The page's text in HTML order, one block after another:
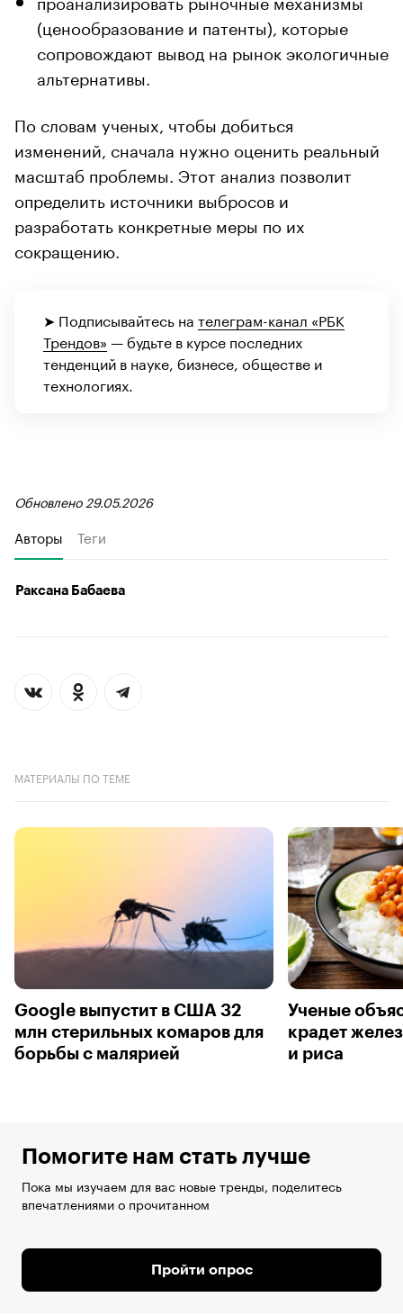
(ценообразование и патенты), которые
сопровождают вывод на рынок экологичные
альтернативы.
По словам ученых, чтобы добиться
изменений, сначала нужно оценить реальный
масштаб проблемы. Этот анализ позволит
определить источники выбросов и
разработать конкретные меры по их
сокращению.
➤ Подписывайтесь на телеграм-канал «РБК
Трендов» — будьте в курсе последних
тенденций в науке, бизнесе, обществе и
технологиях.
Обновлено 29.05.2026
Авторы Теги
Раксана Бабаева
МАТЕРИАЛЫ ПО ТЕМЕ
Google выпустит в США 32
млн стерильных комаров для
борьбы с малярией
Ученые
крадет
и риса
Помогите нам стать лучше
Пока мы изучаем для вас новые тренды, поделитесь
впечатлениями о прочитанном
Пройти опрос